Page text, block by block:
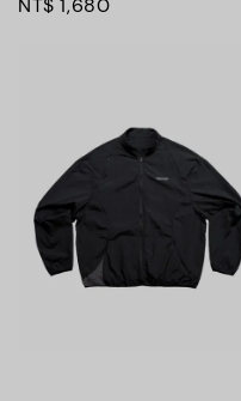
Regular
NT$ 1,680